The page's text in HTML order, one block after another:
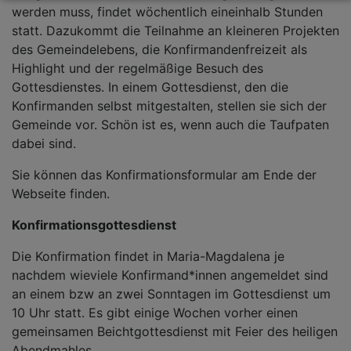
werden muss, findet wöchentlich eineinhalb Stunden
statt. Dazukommt die Teilnahme an kleineren Projekten
des Gemeindelebens, die Konfirmandenfreizeit als
Highlight und der regelmäßige Besuch des
Gottesdienstes. In einem Gottesdienst, den die
Konfirmanden selbst mitgestalten, stellen sie sich der
Gemeinde vor. Schön ist es, wenn auch die Taufpaten
dabei sind.
Sie können das Konfirmationsformular am Ende der
Webseite finden.
Konfirmationsgottesdienst
Die Konfirmation findet in Maria-Magdalena je
nachdem wieviele Konfirmand*innen angemeldet sind
an einem bzw an zwei Sonntagen im Gottesdienst um
10 Uhr statt. Es gibt einige Wochen vorher einen
gemeinsamen Beichtgottesdienst mit Feier des heiligen